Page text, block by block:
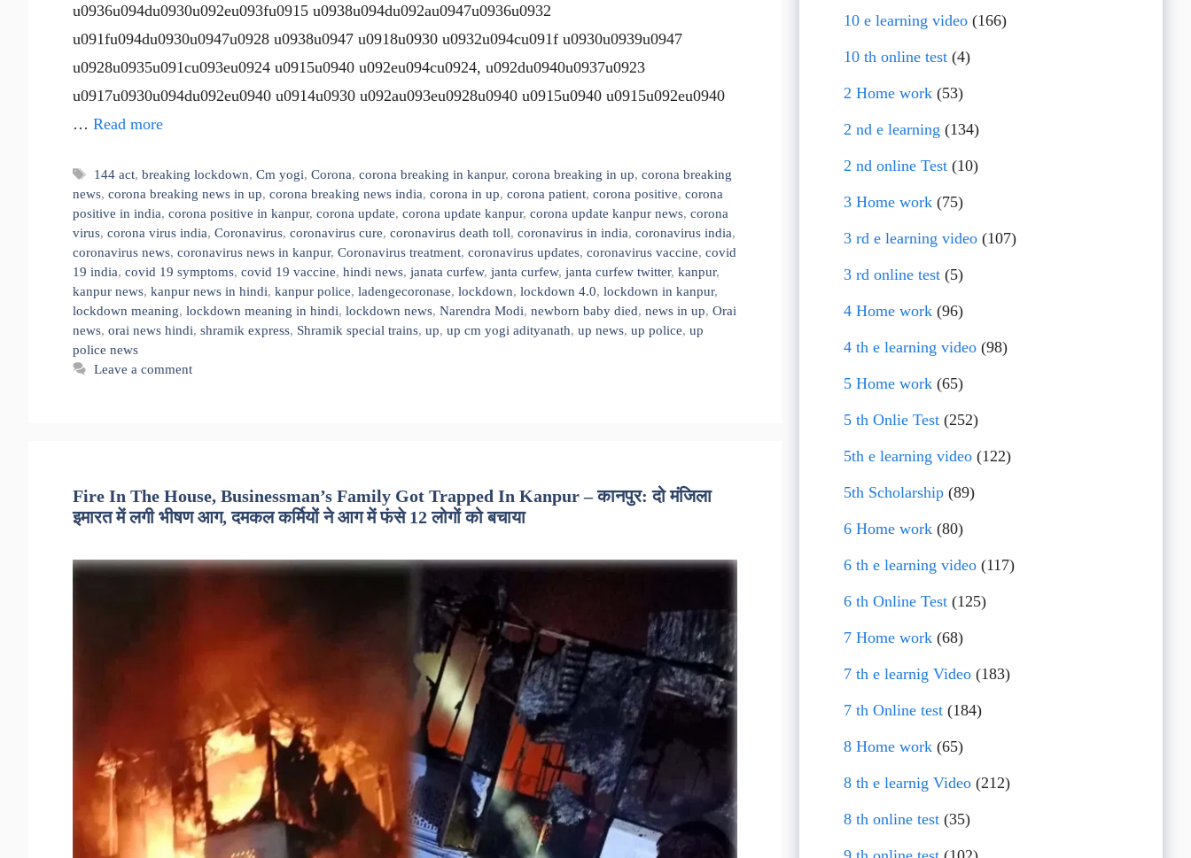
u0936u094du0930u092eu093fu0915 u0938u094du092au0947u0936u0932
u091fu094du0930u0947u0928 u0938u0947 u0918u0930 u0932u094cu091f u0930u0939u0947
u0928u0935u091cu093eu0924 u0915u0940 u092eu094cu0924, u092du0940u0937u0923
u0917u0930u094du092eu0940 u0914u0930 u092au093eu0928u0940 u0915u0940 u0915u092eu0940
… Read more
Tags
144 act,breaking lockdown,Cm yogi,Corona,corona breaking in kanpur,corona breaking in up,corona breaking
news, corona breaking news in up, corona breaking news india, corona in up, corona patient, corona positive, corona
positive in india, corona positive in kanpur, corona update, corona update kanpur, corona update kanpur news, corona
virus, corona virus india, Coronavirus, coronavirus cure, coronavirus death toll, coronavirus in india, coronavirus india,
coronavirus news, coronavirus news in kanpur, Coronavirus treatment, coronavirus updates, coronavirus vaccine, covid
19 india, covid 19 symptoms, covid 19 vaccine, hindi news, janata curfew, janta curfew, janta curfew twitter, kanpur,
kanpur news, kanpur news in hindi, kanpur police, ladengecoronase, lockdown, lockdown 4.0, lockdown in kanpur,
lockdown meaning, lockdown meaning in hindi, lockdown news, Narendra Modi, newborn baby died, news in up, Orai
news, orai news hindi, shramik express, Shramik special trains, up, up cm yogi adityanath, up news, up police, up
police news
Leave a comment
Fire In The House, Businessman’s Family Got Trapped In Kanpur – कानपुर: दो मंजिला
इमारत में लगी भीषण आग, दमकल कर्मियों ने आग में फंसे 12 लोगों को बचाया
10 e learning video(166)
10 th online test(4)
2 Home work(53)
2 nd e learning (134)
2 nd online Test(10)
3 Home work(75)
3 rd e learning video(107)
3 rd online test(5)
4 Home work(96)
4 th e learning video(98)
5 Home work(65)
5 th Onlie Test(252)
5th e learning video(122)
5th Scholarship(89)
6 Home work(80)
6 th e learning video(117)
6 th Online Test(125)
7 Home work(68)
7 th e learnig Video(183)
7 th Online test(184)
8 Home work(65)
8 th e learnig Video(212)
8 th online test(35)